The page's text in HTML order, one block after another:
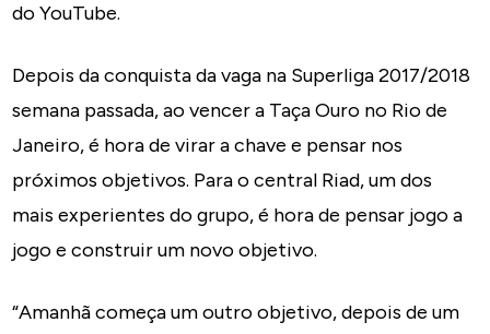
do YouTube.
Depois da conquista da vaga na Superliga 2017/2018
semana passada, ao vencer a Taça Ouro no Rio de
Janeiro, é hora de virar a chave e pensar nos
próximos objetivos. Para o central Riad, um dos
mais experientes do grupo, é hora de pensar jogo a
jogo e construir um novo objetivo.
“Amanhã começa um outro objetivo, depois de um